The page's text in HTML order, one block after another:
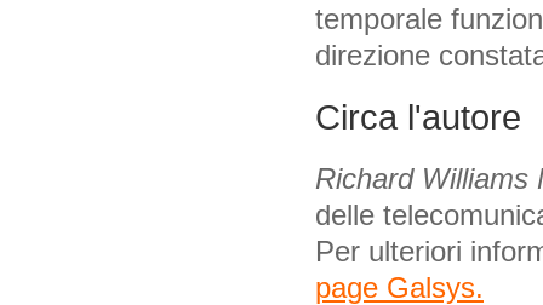
temporale
direzione
Circa l'autore
Richard Williams
delle
Per ulteriori
page Galsys.